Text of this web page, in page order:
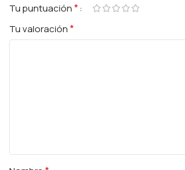
Tu puntuación*
Tu valoración*